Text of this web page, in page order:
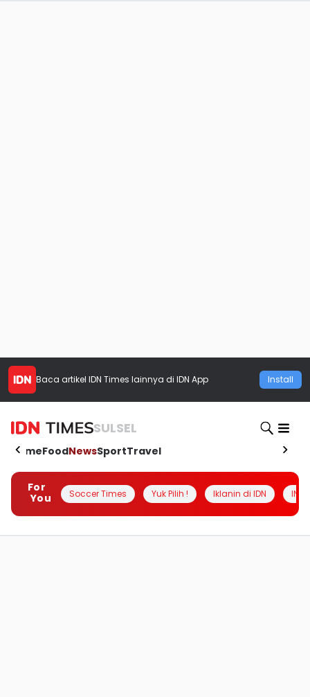
Baca artikel IDN Times lainnya di IDN App Install
SULSEL
HomeFoodNewsSportTravel
For
You
Soccer Times Yuk Pilih ! Iklanin di IDN